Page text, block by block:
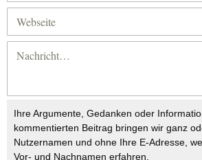
Ihre Argumente, Gedanken oder
kommentierten Beitrag bringen wir ganz
Nutzernamen und ohne Ihre E-Adresse,
Vor- und Nachnamen erfahren.